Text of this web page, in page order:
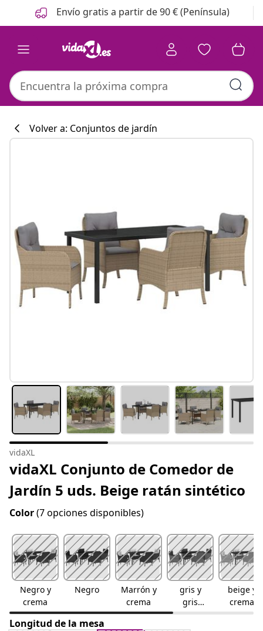
Anterior
Siguiente Envío gratis a partir de 90 € (Península)
#sharemevidaxl
Volver a: Conjuntos de jardín
vidaXL
vidaXL Conjunto de Comedor de
Jardín 5 uds. Beige ratán sintético
Color(7 opciones disponibles)
Negro y
crema
Negro
Marrón y
crema
gris y
gris
oscuro
beige y
crema
Longitud de la mesa